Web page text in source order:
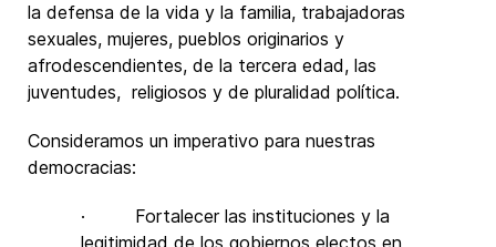
la defensa de la vida y la familia, trabajadoras
sexuales, mujeres, pueblos originarios y
afrodescendientes, de la tercera edad, las
juventudes, religiosos y de pluralidad política.
Consideramos un imperativo para nuestras
democracias:
· Fortalecer las instituciones y la
legitimidad de los gobiernos electos en